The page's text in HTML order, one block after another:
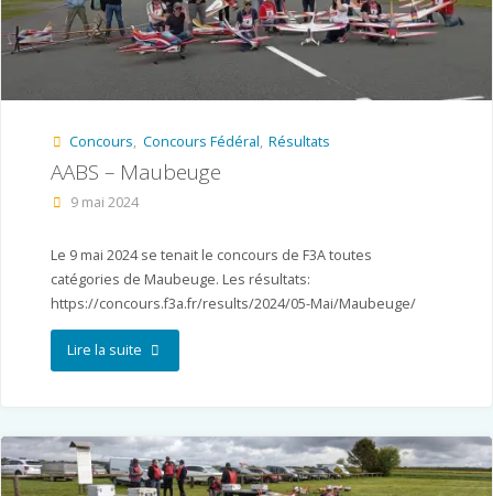
Concours, Concours Fédéral, Résultats
AABS – Maubeuge
9 mai 2024
Le 9 mai 2024 se tenait le concours de F3A toutes
catégories de Maubeuge. Les résultats:
https://concours.f3a.fr/results/2024/05-Mai/Maubeuge/
Lire la suite"AABS